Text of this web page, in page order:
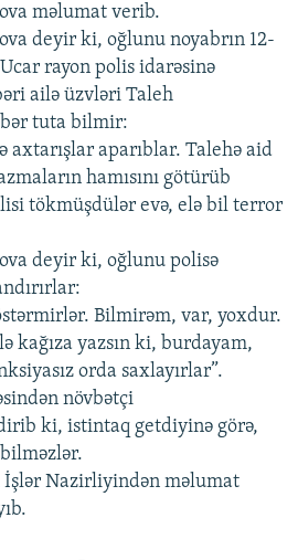
STANDARTLARIMIZ
məlumat verib.
deyir ki, oğlunu noyabrın 12-
rayon polis idarəsinə
ailə üzvləri Taleh
tuta bilmir:
axtarışlar aparıblar. Talehə aid
hamısını götürüb
tökmüşdülər evə, elə bil terror
deyir ki, oğlunu polisə
Bilmirəm, var, yoxdur.
kağıza yazsın ki, burdayam,
orda saxlayırlar”.
növbətçi
ki, istintaq getdiyinə görə,
İşlər Nazirliyindən məlumat